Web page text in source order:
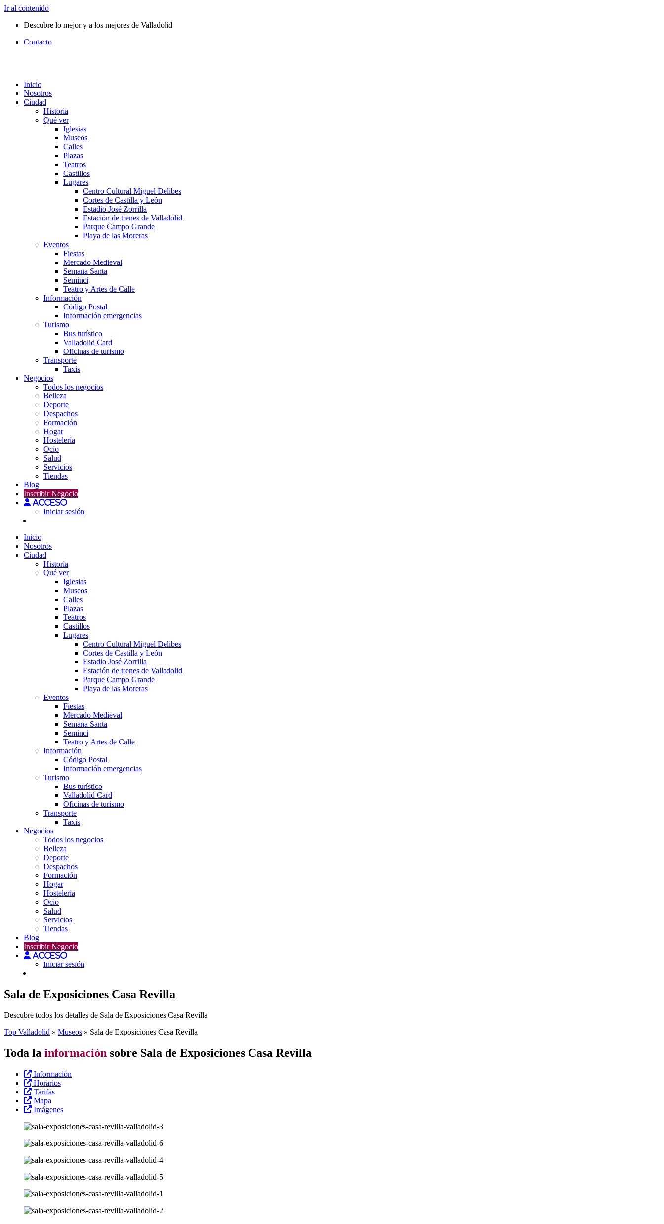
Ir al contenido
Descubre lo mejor y a los mejores de Valladolid
Contacto
Inicio
Nosotros
Ciudad
Historia
Qué ver
Iglesias
Museos
Calles
Plazas
Teatros
Castillos
Lugares
Centro Cultural Miguel Delibes
Cortes de Castilla y León
Estadio José Zorrilla
Estación de trenes de Valladolid
Parque Campo Grande
Playa de las Moreras
Eventos
Fiestas
Mercado Medieval
Semana Santa
Seminci
Teatro y Artes de Calle
Información
Código Postal
Información emergencias
Turismo
Bus turístico
Valladolid Card
Oficinas de turismo
Transporte
Taxis
Negocios
Todos los negocios
Belleza
Deporte
Despachos
Formación
Hogar
Hostelería
Ocio
Salud
Servicios
Tiendas
Blog
Inscribir Negocio
Acceso
Iniciar sesión
Inicio
Nosotros
Ciudad
Historia
Qué ver
Iglesias
Museos
Calles
Plazas
Teatros
Castillos
Lugares
Centro Cultural Miguel Delibes
Cortes de Castilla y León
Estadio José Zorrilla
Estación de trenes de Valladolid
Parque Campo Grande
Playa de las Moreras
Eventos
Fiestas
Mercado Medieval
Semana Santa
Seminci
Teatro y Artes de Calle
Información
Código Postal
Información emergencias
Turismo
Bus turístico
Valladolid Card
Oficinas de turismo
Transporte
Taxis
Negocios
Todos los negocios
Belleza
Deporte
Despachos
Formación
Hogar
Hostelería
Ocio
Salud
Servicios
Tiendas
Blog
Inscribir Negocio
Acceso
Iniciar sesión
Sala de Exposiciones Casa Revilla
Descubre todos los detalles de Sala de Exposiciones Casa Revilla
Top Valladolid » Museos » Sala de Exposiciones Casa Revilla
Toda la información sobre Sala de Exposiciones Casa Revilla
Información
Horarios
Tarifas
Mapa
Imágenes